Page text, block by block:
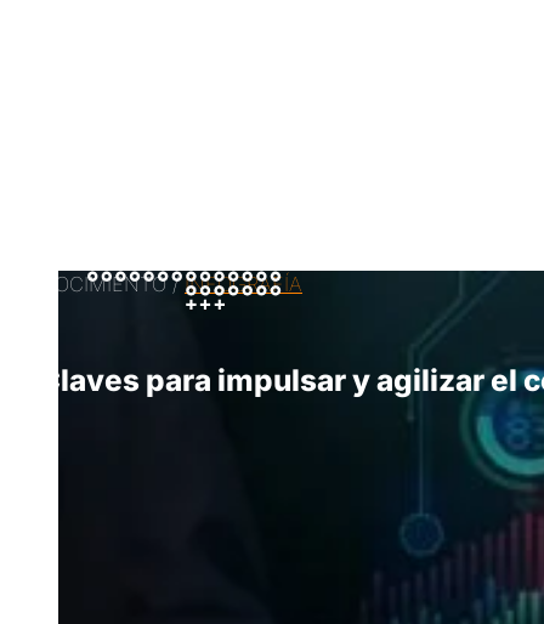
CONOCIMIENTO /INFOGRAFÍA
Claves para impulsar y agilizar